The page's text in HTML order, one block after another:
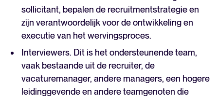
sollicitant, bepalen de recruitmentstrategie en
zijn verantwoordelijk voor de ontwikkeling en
executie van het wervingsproces.
Interviewers. Dit is het ondersteunende team,
vaak bestaande uit de recruiter, de
vacaturemanager, andere managers, een hogere
leidinggevende en andere teamgenoten die